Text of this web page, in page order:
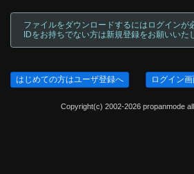
ファイルをダウンロードするにはログインが
IDをお持ちでない方は新規登録をお願いいた
はじめての方はユーザ登録へ ログイン
Copyright(c) 2002-2026 propanmode